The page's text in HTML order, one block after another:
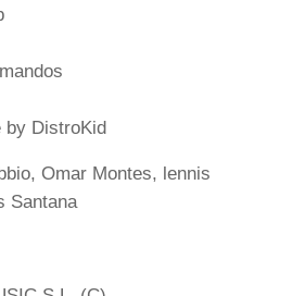
by DistroKid
Omar Montes, lennis
Santana